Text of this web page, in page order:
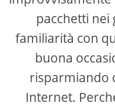
pacchetti nei
familiarità con
buona
risparmiando
Internet.